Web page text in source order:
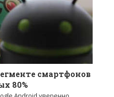
смартфонов
80%